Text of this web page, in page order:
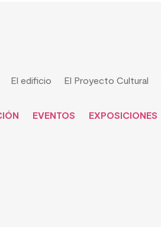
El edificio El Proyecto Cultural
EVENTOS EXPOSICIONES